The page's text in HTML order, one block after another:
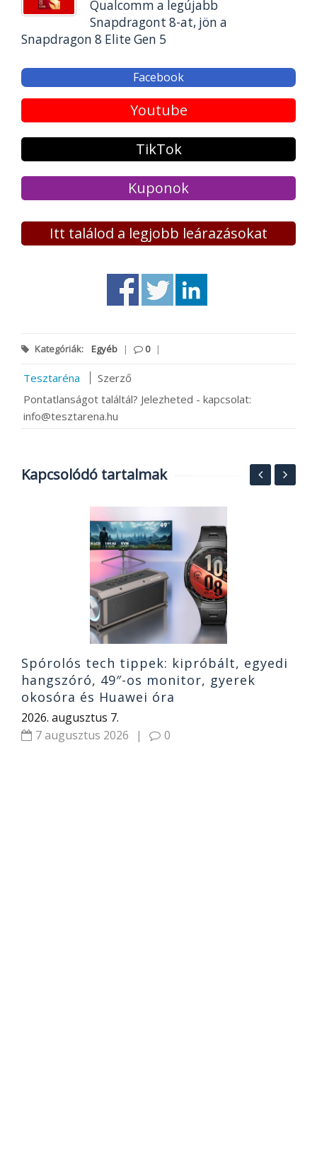
Qualcomm a legújabb
Snapdragont 8-at, jön a
Snapdragon 8 Elite Gen 5
Facebook
Youtube
TikTok
Kuponok
Itt találod a legjobb leárazásokat
Kategóriák: Egyéb | 0 |
Tesztaréna
Szerző
Pontatlanságot találtál? Jelezheted - kapcsolat:
info@tesztarena.hu
Kapcsolódó tartalmak
Spórolós tech tippek: kipróbált, egyedi
hangszóró, 49″-os monitor, gyerek
okosóra és Huawei óra
2026. augusztus 7.
7 augusztus 2026
| 0